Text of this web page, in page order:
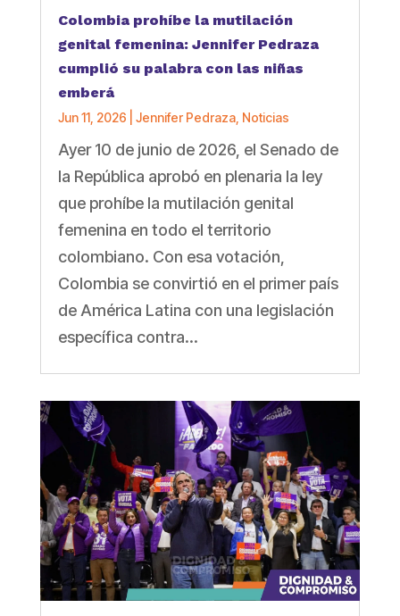
Colombia prohíbe la mutilación
genital femenina: Jennifer Pedraza
cumplió su palabra con las niñas
emberá
Jun 11, 2026 Jennifer Pedraza, Noticias
Ayer 10 de junio de 2026, el Senado de
la República aprobó en plenaria la ley
que prohíbe la mutilación genital
femenina en todo el territorio
colombiano. Con esa votación,
Colombia se convirtió en el primer país
de América Latina con una legislación
específica contra...